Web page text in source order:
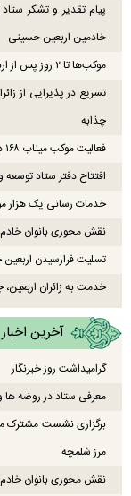
پیام تقدیر و تشکر
خادمین اربعین حسینی
موکب‌ها تا ۲ روز پس از اربعین هم به زائران خدمت‌رسانی می‌کنند
تسریع در پذیرایی از
چذابه
فعالیت موکب میناب ۱۶۸ در مسیر پیاده روی اربعین
افتتاح دفتر ستاد توسعه
خدمات رسانی یک هزار
نقش محوری بانوان خادم
تسلیت فرارسیدن
خدمت به زائران
آخرین اخبار
گرامیداشت روز خبرنگار
معرفی ستاد در روضه ها
برگزاری نشست مشترک
مرز شلمچه
نقش محوری بانوان خادم